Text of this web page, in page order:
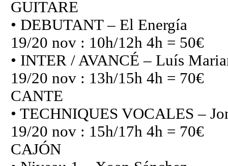
GUITARE
• DEBUTANT – El Energía
19/20 nov : 10h/12h 4h = 50€
• INTER / AVANCÉ – Luís
19/20 nov : 13h/15h 4h = 70€
CANTE
• TECHNIQUES VOCALES –
19/20 nov : 15h/17h 4h = 70€
CAJÓN